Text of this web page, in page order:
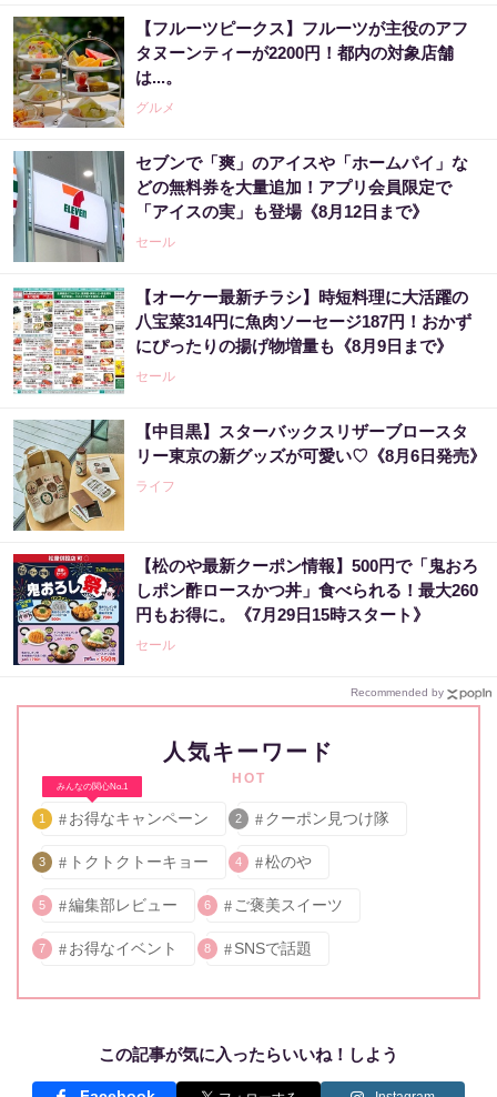
【フルーツピークス】フルーツが主役のアフ
タヌーンティーが2200円！都内の対象店舗
は...。
グルメ
セブンで「爽」のアイスや「ホームパイ」な
どの無料券を大量追加！アプリ会員限定で
「アイスの実」も登場《8月12日まで》
セール
【オーケー最新チラシ】時短料理に大活躍の
八宝菜314円に魚肉ソーセージ187円！おかず
にぴったりの揚げ物増量も《8月9日まで》
セール
【中目黒】スターバックスリザーブロースタ
リー東京の新グッズが可愛い♡《8月6日発売》
ライフ
【松のや最新クーポン情報】500円で「鬼おろ
しポン酢ロースかつ丼」食べられる！最大260
円もお得に。《7月29日15時スタート》
セール
Recommended by
人気キーワード
HOT
みんなの関心No.1
1 お得なキャンペーン 2 クーポン見つけ隊
3 トクトクトーキョー 4 松のや
5 編集部レビュー 6 ご褒美スイーツ
7 お得なイベント 8 SNSで話題
この記事が気に入ったらいいね！しよう